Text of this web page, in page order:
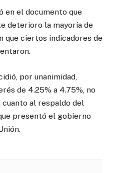
en el documento que
deterioro la mayoría de
que ciertos indicadores de
por unanimidad,
de 4.25% a 4.75%, no
cuanto al respaldo del
presentó el gobierno